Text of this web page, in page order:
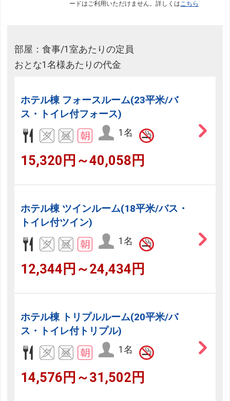
ードはご利用いただけません。詳しくはこちら
部屋：食事/1室あたりの定員
おとな1名様あたりの代金
ホテル棟 フォースルーム(23平米/バ
ス・トイレ付フォース)
1名
15,320円～40,058円
ホテル棟 ツインルーム(18平米/バス・
トイレ付ツイン)
1名
12,344円～24,434円
ホテル棟 トリプルルーム(20平米/バ
ス・トイレ付トリプル)
1名
14,576円～31,502円